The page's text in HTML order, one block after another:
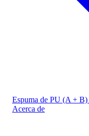
Espuma de PU (A + B)
Acerca de